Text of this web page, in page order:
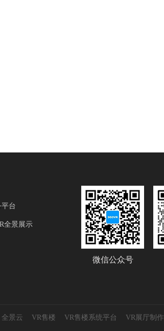
台
全景展示
微信公众号
全景云 VR售楼 VR售楼系统平台 VR展厅制作